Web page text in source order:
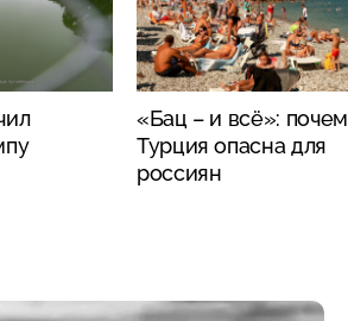
«Бац – и всё»:
Турция опасна для
россиян